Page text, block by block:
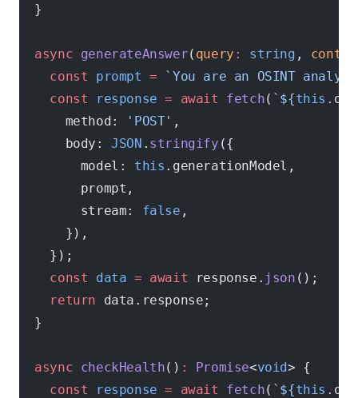
  }
  async
generateAnswer( query : string ,
    const
prompt = `You are an OSINT
    const
response = await fetch( `${this .
      method:
'POST' ,
      body:
JSON . stringify ({
        model:
this .generationModel,
        prompt,
        stream:
false ,
      }),
    });
    const
data = await response. json ();
    return
data.response;
  }
  async
checkHealth() : Promise<void> {
    const
response = await fetch( `${this .